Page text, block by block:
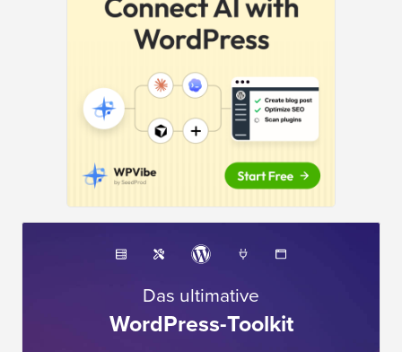
Das ultimative
WordPress-Toolkit